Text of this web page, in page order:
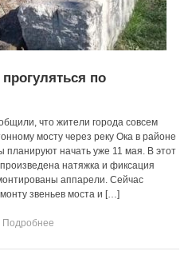
по
что жители города совсем
мосту через реку Ока в районе
планируют начать уже 11 мая. В этот
натяжка и фиксация
аппарели. Сейчас
звеньев моста и […]
Подробнее